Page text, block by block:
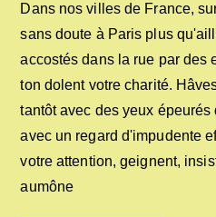
publication :
Dans nos villes de France,
sans doute à Paris plus
accostés dans la rue par des
ton dolent votre charité.
tantôt avec des yeux
avec un regard d'impudente
votre attention, geignent,
aumône